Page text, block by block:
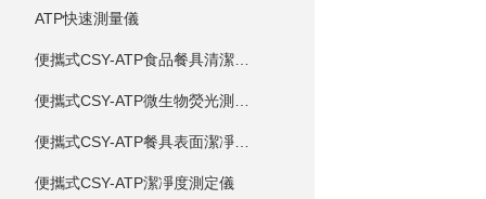
ATP快速測量儀
便攜式CSY-ATP潔凈度測定儀